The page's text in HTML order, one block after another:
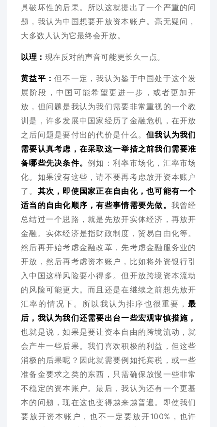
具破坏性的后果。所以这就提出了一个严重的问
题，我认为中国想要开放资本账户。毫无疑问，
大多数人认为它最终会开放。
以理： 现在反对的声音可能更长久一点。
黄益平：但不一定，我认为鉴于中国处于这个发
展阶段，中国可能希望更进一步，或者更加开
放，但问题是我认为我们需要非常重视的一个教
训是，许多发展中国家经历了金融危机，在开放
之后问题是要付出的代价是什么。但我认为我们
需要认真考虑，在采取这一举措之前我们需要准
备哪些先决条件。例如：利率市场化，汇率市场
化。如果没有这些，请不要再考虑放开资本账户
了。 其次，即使国家正在自由化，也可能有一个
适当的自由化顺序，有些事情需要先做。 我曾经
总结过一个思路，就是先放开实体经济，再放开
金融。实体经济是指财政制度，贸易自由化等。
然后再开始考虑金融改革，先考虑金融服务业的
开放，然后再考虑资本账户，比如将外资银行引
入中国这样风险要小得多。但开放跨境资本流动
的风险可能更大。而且还是在继续之前想先放开
汇率的情况下。所以我认为排序也很重要，最
后，我认为我们还需要出台一些宏观审慎措施，
也就是说，如果是要让资本自由的跨境流动，就
会产生一些后果。我们喜欢积极的利益，但这些
消极的后果呢？因此就需要例如托宾税，或一些
准备金要求之类的东西，只需确保放慢一些非常
不稳定的资本账户。最后，我认为还有一个更基
本的问题，现在这也变得越来越普遍。即使我们
要放开资本账户，也不一定要放开100%，也许